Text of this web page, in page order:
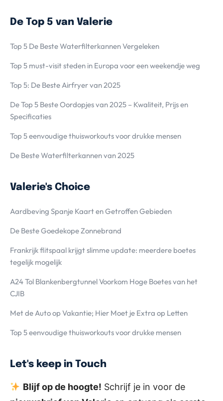
De Top 5 van Valerie
Top 5 De Beste Waterfilterkannen Vergeleken
Top 5 must-visit steden in Europa voor een weekendje weg
Top 5: De Beste Airfryer van 2025
De Top 5 Beste Oordopjes van 2025 – Kwaliteit, Prijs en
Specificaties
Top 5 eenvoudige thuisworkouts voor drukke mensen
De Beste Waterfilterkannen van 2025
Valerie's Choice
Aardbeving Spanje Kaart en Getroffen Gebieden
De Beste Goedekope Zonnebrand
Frankrijk flitspaal krijgt slimme update: meerdere boetes
tegelijk mogelijk
A24 Tol Blankenbergtunnel Voorkom Hoge Boetes van het
CJIB
Met de Auto op Vakantie; Hier Moet je Extra op Letten
Top 5 eenvoudige thuisworkouts voor drukke mensen
Let's keep in Touch
Blijf op de hoogte! Schrijf je in voor de